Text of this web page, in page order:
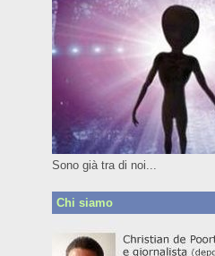
Sono già tra di noi...
Chi siamo